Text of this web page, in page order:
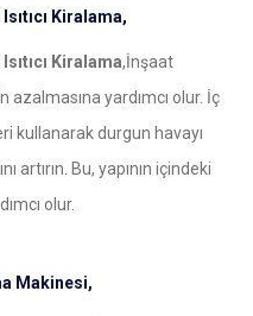
Kiralama,
Kiralama,İnşaat
azalmasına yardımcı olur. İç
kullanarak durgun havayı
artırın. Bu, yapının içindeki
olur.
Makinesi,